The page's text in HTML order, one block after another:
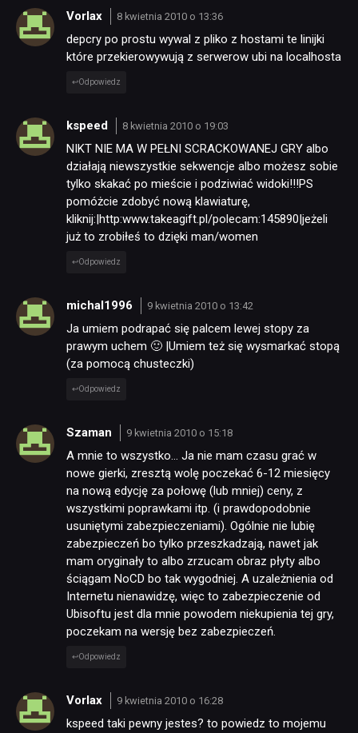
Vorlax 8 kwietnia 2010 o 13:36
depcry po prostu wywal z pliko z hostami te linijki
które przekierowywują z serwerow ubi na localhosta
Odpowiedz
kspeed 8 kwietnia 2010 o 19:03
NIKT NIE MA W PEŁNI SCRACKOWANEJ GRY albo
działają niewszystkie sekwencje albo możesz sobie
tylko skakać po mieście i podziwiać widoki!!!PS
pomóżcie zdobyć nową klawiaturę,
kliknij:|http:www.takeagift.pl/polecam:145890|jeżeli
już to zrobiłeś to dzięki man/women
Odpowiedz
michal1996 9 kwietnia 2010 o 13:42
Ja umiem podrapać się palcem lewej stopy za
prawym uchem 🙂 |Umiem też się wysmarkać stopą
(za pomocą chusteczki)
Odpowiedz
Szaman 9 kwietnia 2010 o 15:18
A mnie to wszystko… Ja nie mam czasu grać w
nowe gierki, zresztą wolę poczekać 6-12 miesięcy
na nową edycję za połowę (lub mniej) ceny, z
wszystkimi poprawkami itp. (i prawdopodobnie
usuniętymi zabezpieczeniami). Ogólnie nie lubię
zabezpieczeń bo tylko przeszkadzają, nawet jak
mam oryginały to albo zrzucam obraz płyty albo
ściągam NoCD bo tak wygodniej. A uzależnienia od
Internetu nienawidzę, więc to zabezpieczenie od
Ubisoftu jest dla mnie powodem niekupienia tej gry,
poczekam na wersję bez zabezpieczeń.
Odpowiedz
Vorlax 9 kwietnia 2010 o 16:28
kspeed taki pewny jestes? to powiedz to mojemu